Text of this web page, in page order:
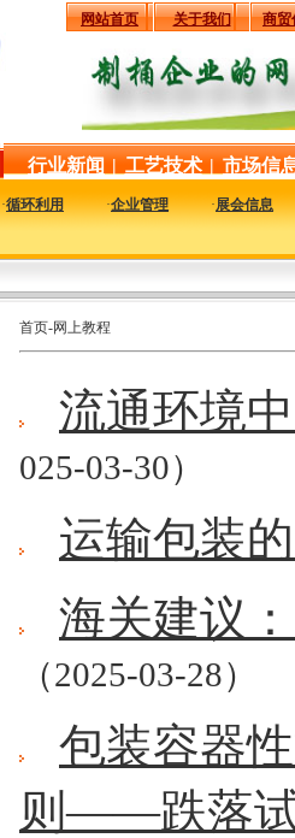
网站首页 关于我们 商贸
行业新闻 | 工艺技术 | 市场信
·循环利用 ·企业管理 ·展会信息
首页-网上教程
流通环境
025-03-30）
运输包装
海关建议
（2025-03-28）
包装容器
则——跌落